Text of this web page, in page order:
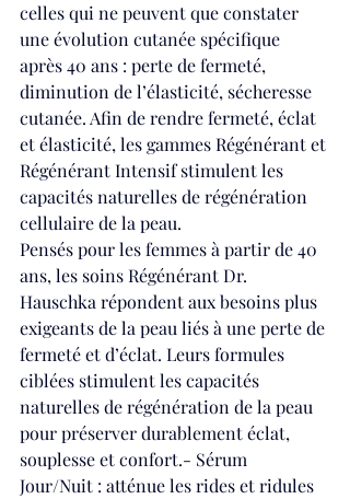
celles qui ne peuvent que constater
une évolution cutanée spécifique
après 40 ans : perte de fermeté,
diminution de l’élasticité, sécheresse
cutanée. Afin de rendre fermeté, éclat
et élasticité, les gammes Régénérant et
Régénérant Intensif stimulent les
capacités naturelles de régénération
cellulaire de la peau.
Pensés pour les femmes à partir de 40
ans, les soins Régénérant Dr.
Hauschka répondent aux besoins plus
exigeants de la peau liés à une perte de
fermeté et d’éclat. Leurs formules
ciblées stimulent les capacités
naturelles de régénération de la peau
pour préserver durablement éclat,
souplesse et confort.- Sérum
Jour/Nuit : atténue les rides et ridules